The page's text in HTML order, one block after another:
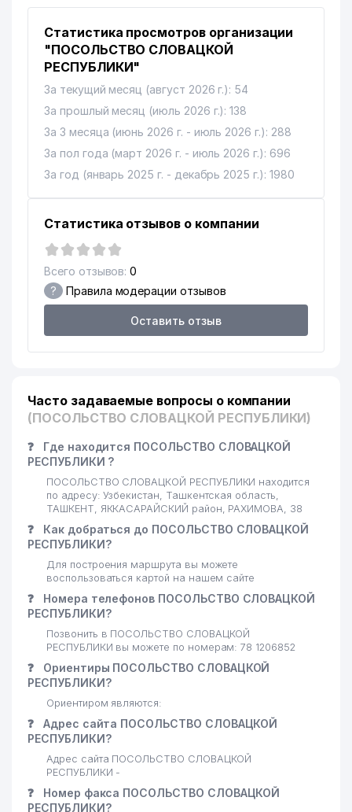
Статистика просмотров организации
"ПОСОЛЬСТВО СЛОВАЦКОЙ
РЕСПУБЛИКИ"
За текущий месяц (август 2026 г.): 54
За прошлый месяц (июль 2026 г.): 138
За 3 месяца (июнь 2026 г. - июль 2026 г.): 288
За пол года (март 2026 г. - июль 2026 г.): 696
За год (январь 2025 г. - декабрь 2025 г.): 1980
Статистика отзывов о компании
Всего отзывов: 0
? Правила модерации отзывов
Оставить отзыв
Часто задаваемые вопросы о компании
(ПОСОЛЬСТВО СЛОВАЦКОЙ РЕСПУБЛИКИ)
❓
Где находится ПОСОЛЬСТВО СЛОВАЦКОЙ
РЕСПУБЛИКИ ?
ПОСОЛЬСТВО СЛОВАЦКОЙ РЕСПУБЛИКИ находится
по адресу: Узбекистан, Ташкентская область,
ТАШКЕНТ, ЯККАСАРАЙСКИЙ район, РАХИМОВА, 38
❓
Как добраться до ПОСОЛЬСТВО СЛОВАЦКОЙ
РЕСПУБЛИКИ?
Для построения маршрута вы можете
воспользоваться картой на нашем сайте
❓
Номера телефонов ПОСОЛЬСТВО СЛОВАЦКОЙ
РЕСПУБЛИКИ?
Позвонить в ПОСОЛЬСТВО СЛОВАЦКОЙ
РЕСПУБЛИКИ вы можете по номерам: 78 1206852
❓
Ориентиры ПОСОЛЬСТВО СЛОВАЦКОЙ
РЕСПУБЛИКИ?
Ориентиром являются:
❓
Адрес сайта ПОСОЛЬСТВО СЛОВАЦКОЙ
РЕСПУБЛИКИ?
Адрес сайта ПОСОЛЬСТВО СЛОВАЦКОЙ
РЕСПУБЛИКИ -
❓
Номер факса ПОСОЛЬСТВО СЛОВАЦКОЙ
РЕСПУБЛИКИ?